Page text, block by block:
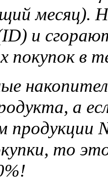
месяц).
и
покупок в
а
продукции
то